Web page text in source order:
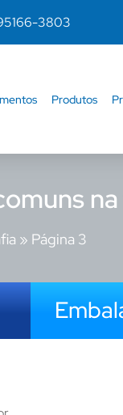
3803
Produtos
» Página 3